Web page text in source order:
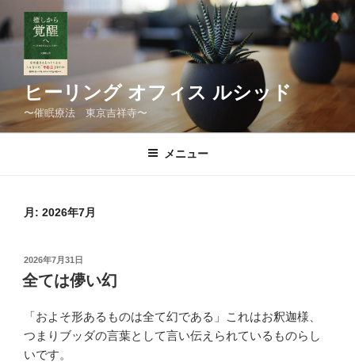
ン
テ
へ
ス
ヒーリング オフィス ルシッド
〜催眠療法 東京吉祥寺〜
メニュー
月: 2026年7月
投
稿
日:
2026年7月31日
全ては儚い幻
「およそ形あるものは全て幻である」これはお釈迦様、
つまりブッダの言葉として言い伝えられているものらし
いです。